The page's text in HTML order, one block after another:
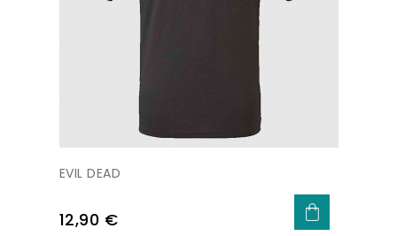
EVIL DEAD
Precio
12,90 €